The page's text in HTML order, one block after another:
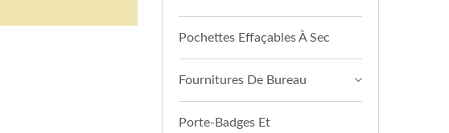
Pochettes Effaçables À Sec
Fournitures De Bureau
Porte-Badges Et